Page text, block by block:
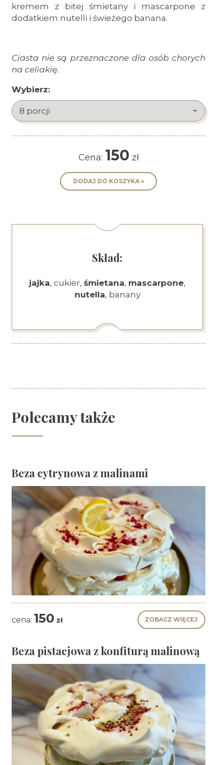
kremem z bitej śmietany i mascarpone z
dodatkiem nutelli i świeżego banana.
Ciasta nie są przeznaczone dla osób chorych
na celiakię.
Wybierz:
Cena: 150 zł
Skład:
jajka, cukier, śmietana, mascarpone,
nutella, banany
Polecamy także
Beza cytrynowa z malinami
cena: 150 zł
Beza pistacjowa z konfiturą malinową